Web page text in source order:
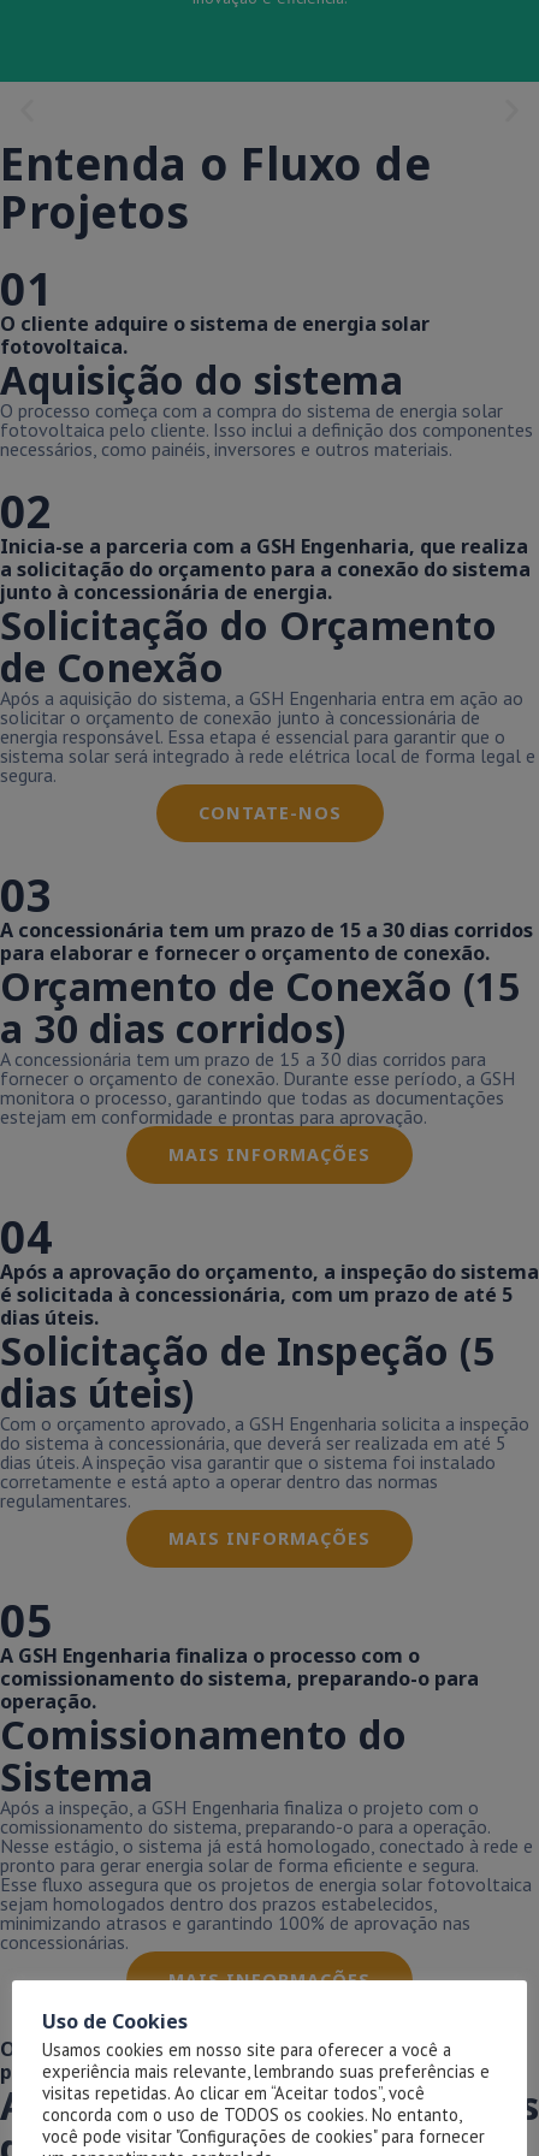
Entenda o Fluxo de
Projetos
01
O cliente adquire o sistema de energia solar
fotovoltaica.
Aquisição do sistema
O processo começa com a compra do sistema de energia solar
fotovoltaica pelo cliente. Isso inclui a definição dos componentes
necessários, como painéis, inversores e outros materiais.
02
Inicia-se a parceria com a GSH Engenharia, que realiza
a solicitação do orçamento para a conexão do sistema
junto à concessionária de energia.
Solicitação do Orçamento
de Conexão
Após a aquisição do sistema, a GSH Engenharia entra em ação ao
solicitar o orçamento de conexão junto à concessionária de
energia responsável. Essa etapa é essencial para garantir que o
sistema solar será integrado à rede elétrica local de forma legal e
segura.
CONTATE-NOS
03
A concessionária tem um prazo de 15 a 30 dias corridos
para elaborar e fornecer o orçamento de conexão.
Orçamento de Conexão (15
a 30 dias corridos)
A concessionária tem um prazo de 15 a 30 dias corridos para
fornecer o orçamento de conexão. Durante esse período, a GSH
monitora o processo, garantindo que todas as documentações
estejam em conformidade e prontas para aprovação.
MAIS INFORMAÇÕES
04
Após a aprovação do orçamento, a inspeção do sistema
é solicitada à concessionária, com um prazo de até 5
dias úteis.
Solicitação de Inspeção (5
dias úteis)
Com o orçamento aprovado, a GSH Engenharia solicita a inspeção
do sistema à concessionária, que deverá ser realizada em até 5
dias úteis. A inspeção visa garantir que o sistema foi instalado
corretamente e está apto a operar dentro das normas
regulamentares.
MAIS INFORMAÇÕES
05
A GSH Engenharia finaliza o processo com o
comissionamento do sistema, preparando-o para
operação.
Comissionamento do
Sistema
Após a inspeção, a GSH Engenharia finaliza o projeto com o
comissionamento do sistema, preparando-o para a operação.
Nesse estágio, o sistema já está homologado, conectado à rede e
pronto para gerar energia solar de forma eficiente e segura.
Esse fluxo assegura que os projetos de energia solar fotovoltaica
sejam homologados dentro dos prazos estabelecidos,
minimizando atrasos e garantindo 100% de aprovação nas
concessionárias.
MAIS INFORMAÇÕES
Oferecendo suporte especializado e eficiente em
projetos de energia solar fotovoltaica.
Atendemos todas as regiões
Uso de Cookies
Usamos cookies em nosso site para oferecer a você a
experiência mais relevante, lembrando suas preferências e
visitas repetidas. Ao clicar em “Aceitar todos”, você
concorda com o uso de TODOS os cookies. No entanto,
você pode visitar "Configurações de cookies" para fornecer